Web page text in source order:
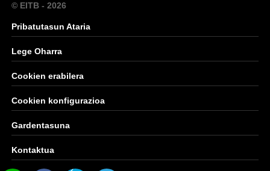
© EITB - 2026
Pribatutasun Ataria
Lege Oharra
Cookien erabilera
Cookien konfigurazioa
Gardentasuna
Kontaktua